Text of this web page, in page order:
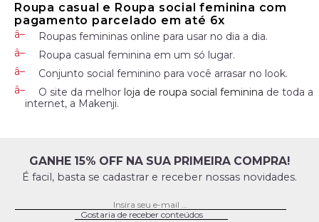
Roupa casual e Roupa social feminina com
pagamento parcelado em até 6x
Roupas femininas online para usar no dia a dia.
Roupa casual feminina em um só lugar.
Conjunto social feminino para você arrasar no look.
O site da melhor loja de roupa social feminina de toda a
internet, a Makenji.
GANHE 15% OFF NA SUA PRIMEIRA COMPRA!
É facil, basta se cadastrar e receber nossas novidades.